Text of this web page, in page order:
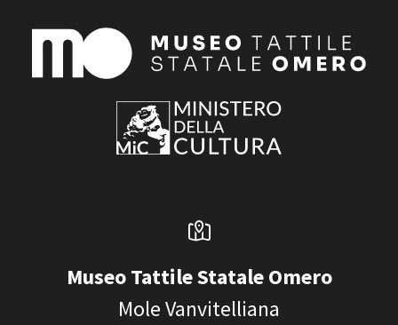
Museo Tattile Statale Omero
Mole Vanvitelliana